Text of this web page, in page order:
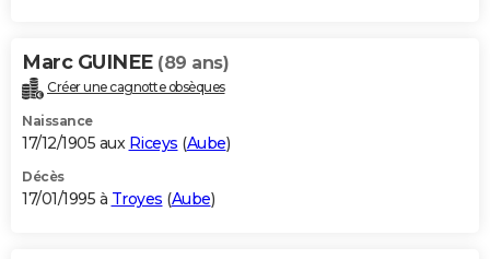
Marc GUINEE (89 ans)
Créer une cagnotte obsèques
Naissance
17/12/1905 aux Riceys (Aube)
Décès
17/01/1995 à Troyes (Aube)